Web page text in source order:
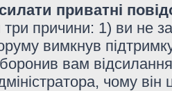
приватні
причини: 1) ви не
вимкнув
вам
чому він